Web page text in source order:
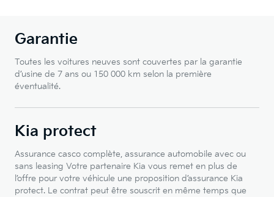
Garantie
Toutes les voitures neuves sont couvertes par la garantie
d’usine de 7 ans ou 150 000 km selon la première
éventualité.
Kia protect
Assurance casco complète, assurance automobile avec ou
sans leasing Votre partenaire Kia vous remet en plus de
l’offre pour votre véhicule une proposition d’assurance Kia
protect. Le contrat peut être souscrit en même temps que